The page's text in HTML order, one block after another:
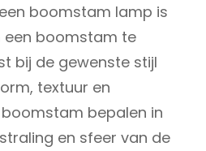
boomstam lamp is
een boomstam te
bij de gewenste stijl
textuur en
bepalen in
en sfeer van de